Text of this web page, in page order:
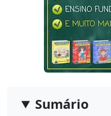
Sumário